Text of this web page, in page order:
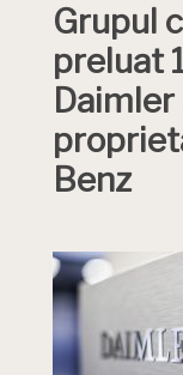
Grupul
preluat
Daimler
Benz